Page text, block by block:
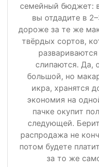
семейный бюджет:
вы отдадите в
дороже за те же
твёрдых сортов,
слипаются. Да,
большой, но
икра, хранятся
экономия на
пачке окупит
следующей.
распродажа не
потом будете
за то же